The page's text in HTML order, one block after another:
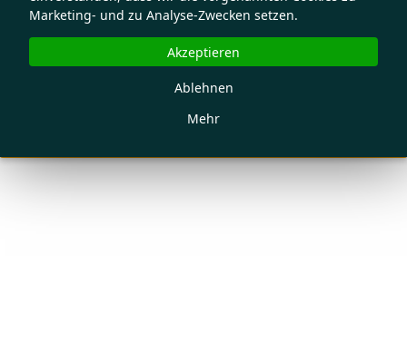
Marketing- und zu Analyse-Zwecken setzen.
Mehr
Ablehnen
Akzeptieren